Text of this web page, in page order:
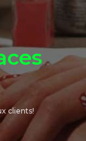
clients!